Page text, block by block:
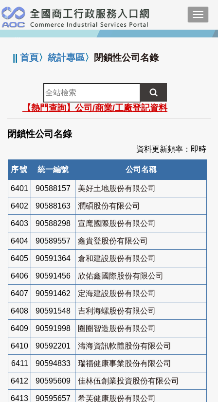
跳
到
主
要
:::
||首頁〉統計專區〉 閉鎖性公司名錄
全
站
檢
索
【熱門查詢】公司/商業/工廠登記資料
閉鎖性公司名錄
資料更新頻率：即時
序號 統一編號 公司名稱
6401 90588157 美好土地股份有限公司
6402 90588163 潤碩股份有限公司
6403 90588298 宣麾國際股份有限公司
6404 90589557 鑫貴登股份有限公司
6405 90591364 倉和建設股份有限公司
6406 90591456 欣佑鑫國際股份有限公司
6407 90591462 定海建設股份有限公司
6408 90591548 吉利海螺股份有限公司
6409 90591998 圈圈智造股份有限公司
6410 90592201 濤海資訊軟體股份有限公司
6411 90594833 瑞福健康事業股份有限公司
6412 90595609 佳林伍創業投資股份有限公司
6413 90595657 希芙健康股份有限公司